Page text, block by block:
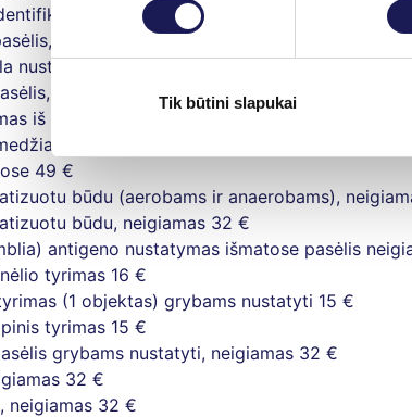
Tik būtini slapukai
ir jautrumo antibakteriniams
neigiamas
31 €
nustatymui, neigiamas 27 €
neigiamas
31 €
iš genitalijų
pasėlis grybų nustatymui, neigiamas
49 €
būdu (aerobams ir anaerobams),
būdu, neigiamas 32 €
antigeno nustatymas išmatose pasėlis
tyrimas 16 €
(1 objektas) grybams nustatyti 15 €
tyrimas 15 €
grybams nustatyti, neigiamas 32 €
32 €
neigiamas 32 €